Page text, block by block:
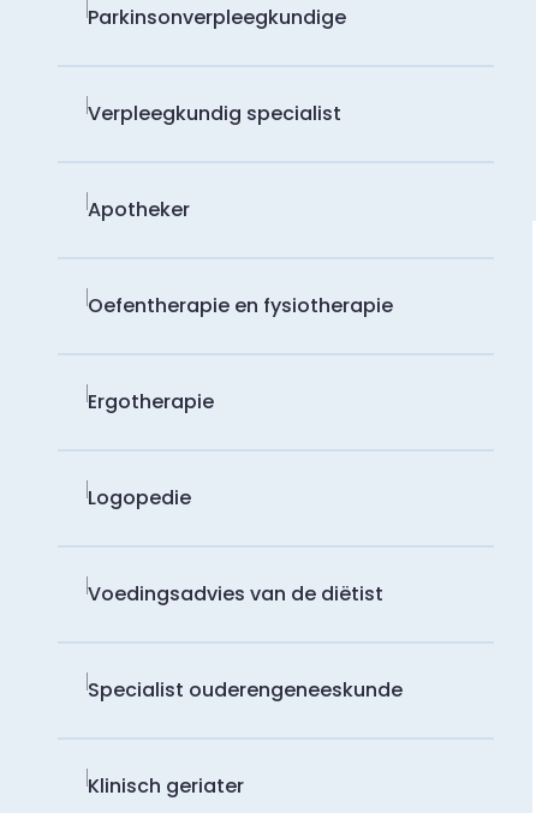
Parkinsonverpleegkundige
Verpleegkundig specialist
Apotheker
Oefentherapie en fysiotherapie
Ergotherapie
Logopedie
Voedingsadvies van de diëtist
Specialist ouderengeneeskunde
Klinisch geriater